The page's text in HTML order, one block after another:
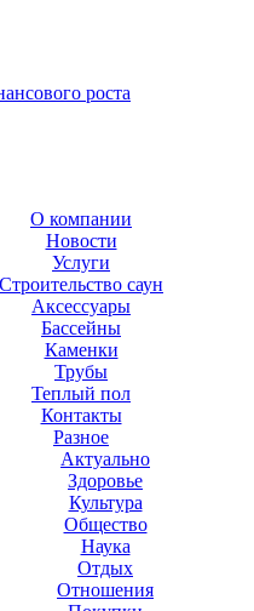
роста
О компании
Новости
Услуги
Строительство саун
Аксесcуары
Бассейны
Каменки
Трубы
Теплый пол
Контакты
Разное
Актуально
Здоровье
Культура
Общество
Наука
Отдых
Отношения